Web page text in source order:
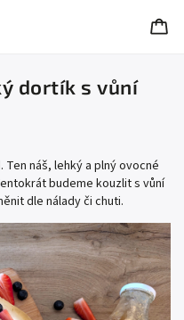
dortík s vůní
náš, lehký a plný ovocné
budeme kouzlit s vůní
dle nálady či chuti.